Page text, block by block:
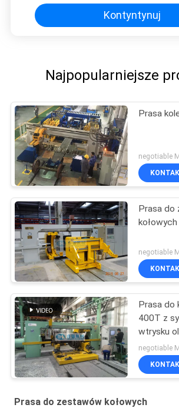
Kontyntynuj
Najpopularniejsze
Prasa
negotiable
Prasa
negotiable
Prasa do
400T z
wtrysku
negotiable
Prasa do zestawów kołowych